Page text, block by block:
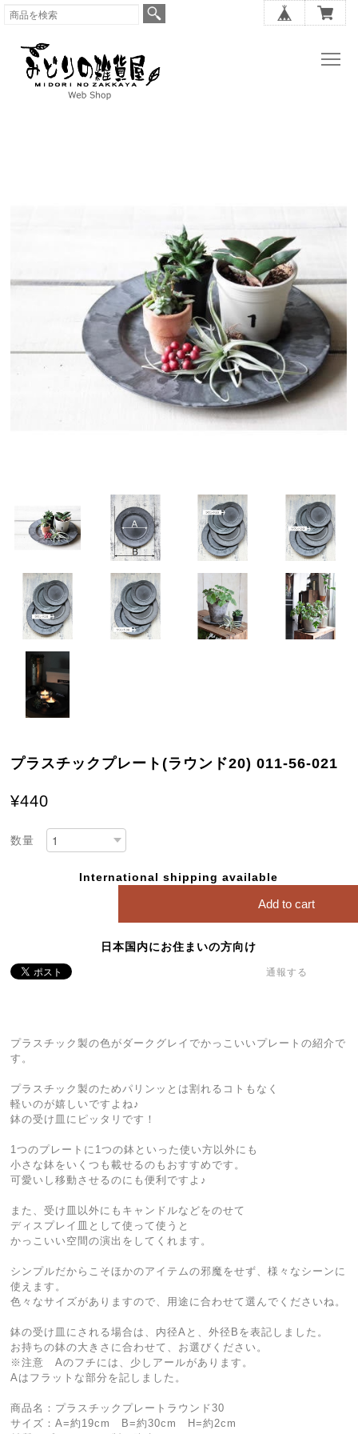
プラスチックプレート(ラウンド20) 011-56-021
¥440
数量
International shipping available
Add to cart
日本国内にお住まいの方向け
通報する
プラスチック製の色がダークグレイでかっこいいプレートの紹介で
す。
プラスチック製のためパリンッとは割れるコトもなく
軽いのが嬉しいですよね♪
鉢の受け皿にピッタリです！
1つのプレートに1つの鉢といった使い方以外にも
小さな鉢をいくつも載せるのもおすすめです。
可愛いし移動させるのにも便利ですよ♪
また、受け皿以外にもキャンドルなどをのせて
ディスプレイ皿として使って使うと
かっこいい空間の演出をしてくれます。
シンプルだからこそほかのアイテムの邪魔をせず、様々なシーンに
使えます。
色々なサイズがありますので、用途に合わせて選んでくださいね。
鉢の受け皿にされる場合は、内径Aと、外径Bを表記しました。
お持ちの鉢の大きさに合わせて、お選びください。
※注意 Aのフチには、少しアールがあります。
Aはフラットな部分を記しました。
商品名：プラスチックプレートラウンド30
サイズ：A=約19cm B=約30cm H=約2cm